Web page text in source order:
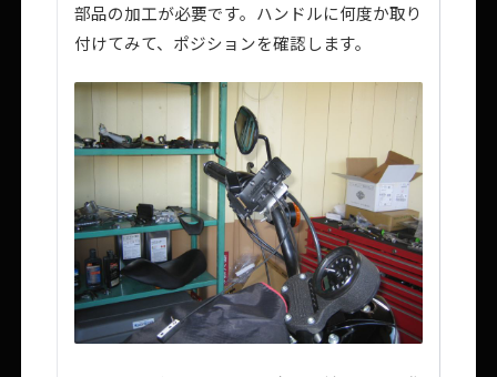
部品の加工が必要です。ハンドルに何度か取り
付けてみて、ポジションを確認します。